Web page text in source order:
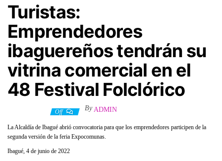
Turistas:
Emprendedores
ibaguereños tendrán su
vitrina comercial en el
48 Festival Folclórico
Off By ADMIN
La Alcaldía de Ibagué abrió convocatoria para que los emprendedores participen de la
segunda versión de la feria Expocomunas.
Ibagué, 4 de junio de 2022